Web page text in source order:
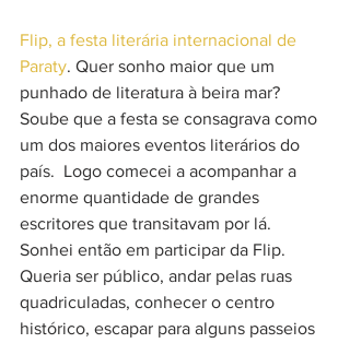
Flip, a festa literária internacional de
Paraty. Quer sonho maior que um
punhado de literatura à beira mar?
Soube que a festa se consagrava como
um dos maiores eventos literários do
país.  Logo comecei a acompanhar a
enorme quantidade de grandes
escritores que transitavam por lá.
Sonhei então em participar da Flip.
Queria ser público, andar pelas ruas
quadriculadas, conhecer o centro
histórico, escapar para alguns passeios